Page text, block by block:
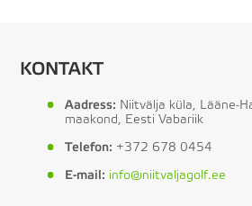
KONTAKT
Aadress: Niitvälja küla, Lääne-
maakond, Eesti Vabariik
Telefon: +372 678 0454
E-mail: info@niitvaljagolf.ee